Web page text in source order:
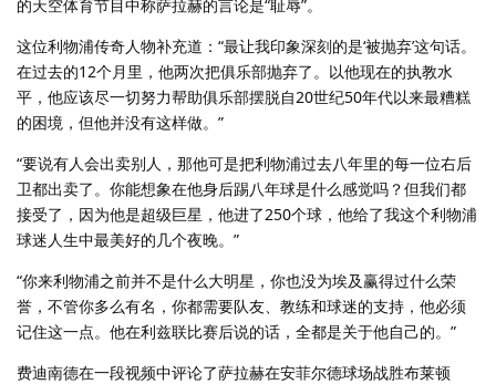
的天空体育节目中称萨拉赫的言论是“耻辱”。
这位利物浦传奇人物补充道：“最让我印象深刻的是‘被抛弃’这句话。
在过去的12个月里，他两次把俱乐部抛弃了。以他现在的执教水
平，他应该尽一切努力帮助俱乐部摆脱自20世纪50年代以来最糟糕
的困境，但他并没有这样做。”
“要说有人会出卖别人，那他可是把利物浦过去八年里的每一位右后
卫都出卖了。你能想象在他身后踢八年球是什么感觉吗？但我们都
接受了，因为他是超级巨星，他进了250个球，他给了我这个利物浦
球迷人生中最美好的几个夜晚。”
“你来利物浦之前并不是什么大明星，你也没为埃及赢得过什么荣
誉，不管你多么有名，你都需要队友、教练和球迷的支持，他必须
记住这一点。他在利兹联比赛后说的话，全都是关于他自己的。”
费迪南德在一段视频中评论了萨拉赫在安菲尔德球场战胜布莱顿